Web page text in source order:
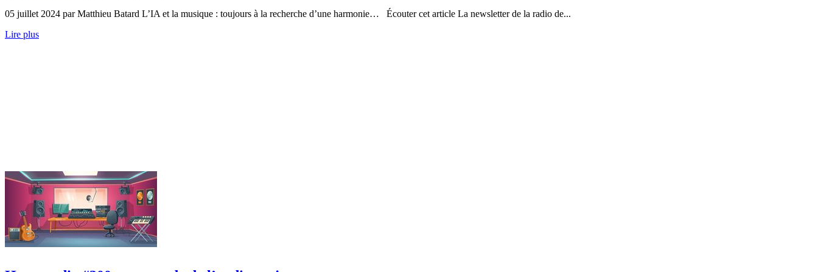
05 juillet 2024 par Matthieu Batard L’IA et la musique : toujours à la recherche d’une harmonie… Écouter cet article La newsletter de la radio de...
Lire plus